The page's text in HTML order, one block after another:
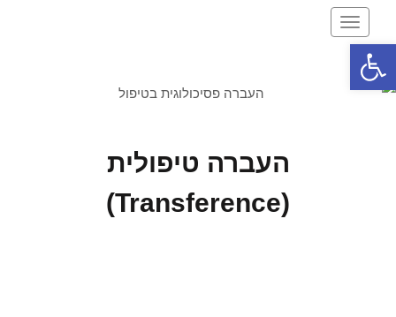
תפריט
העברה טיפולית
(Transference)
פתח סרגל נגישות